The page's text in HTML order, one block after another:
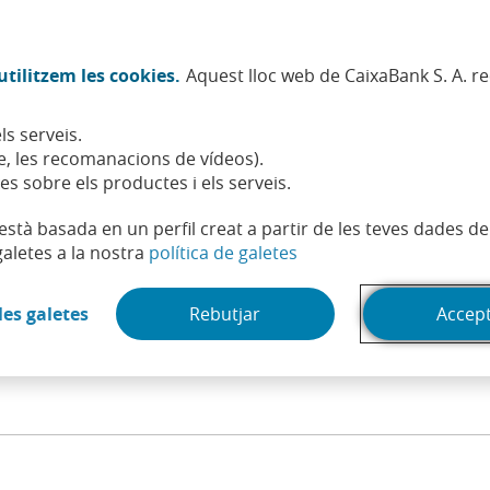
les cookies. Aquest lloc web de CaixaBank S. A.
serveis.
les recomanacions de vídeos).
sobre els productes i els serveis.
basada en un perfil creat a partir de les teves dades
a la nostra política de galetes
galetes(Obre en finestra nova)
Rebutjar
Accionistes i inversors